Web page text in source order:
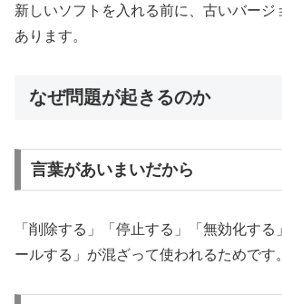
新しいソフトを入れる前に、古いバージ
あります。
なぜ問題が起きるのか
言葉があいまいだから
「削除する」「停止する」「無効化する
ールする」が混ざって使われるためです。